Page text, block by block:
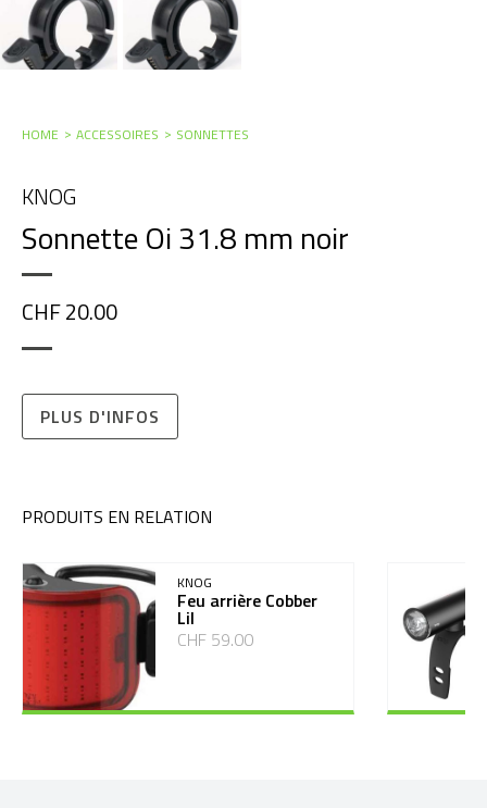
HOME ACCESSOIRES SONNETTES
KNOG
Sonnette Oi 31.8 mm noir
CHF 20.00
PLUS D'INFOS
PRODUITS EN RELATION
KNOG
Feu arrière Cobber
Lil
CHF 59.00